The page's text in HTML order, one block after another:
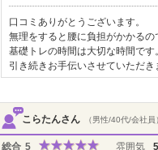
口コミありがとうございます。
無理をすると腰に負担がかかるの
基礎トレの時間は大切な時間です
引き続きお手伝いさせていただき
こらたんさん （男性/40代/会社員
総合 5 雰囲気 5